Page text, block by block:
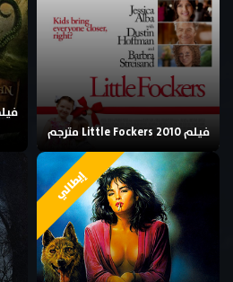
فيلم Little Fockers 2010 مترجم
إيطالي